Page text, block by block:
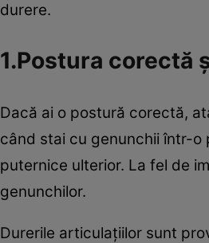
durere.
1.Postura corectă
Dacă ai o postură corectă,
când stai cu genunchii într-o
puternice ulterior. La fel de
genunchilor.
Durerile articulaţiilor sunt